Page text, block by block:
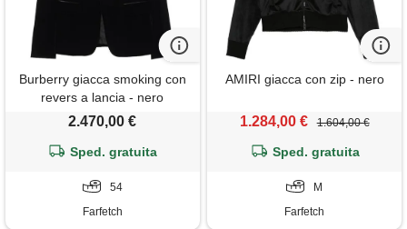
Burberry giacca smoking con
revers a lancia - nero
2.470,00 €
Sped. gratuita
54
Farfetch
AMIRI giacca con zip - nero
1.284,00 € 1.604,00 €
Sped. gratuita
M
Farfetch